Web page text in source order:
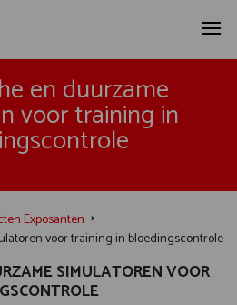
en duurzame
voor training in
Exposanten
voor training in bloedingscontrole
SIMULATOREN VOOR